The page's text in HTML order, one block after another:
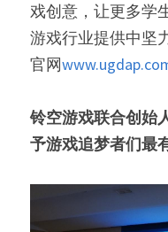
戏创意，让更多学
游戏行业提供中坚
官网
铃空游戏联合创始
予游戏追梦者们最